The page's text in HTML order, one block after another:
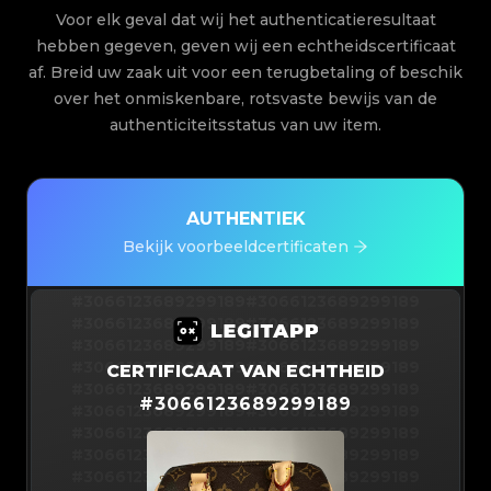
Voor elk geval dat wij het authenticatieresultaat
hebben gegeven, geven wij een echtheidscertificaat
af. Breid uw zaak uit voor een terugbetaling of beschik
over het onmiskenbare, rotsvaste bewijs van de
authenticiteitsstatus van uw item.
AUTHENTIEK
Bekijk voorbeeldcertificaten
#3066123689299189#3066123689299189
#3066123689299189#3066123689299189
#3066123689299189#3066123689299189
#3066123689299189#3066123689299189
#3066123689299189#3066123689299189
#3066123689299189#3066123689299189
CERTIFICAAT VAN ECHTHEID
#3066123689299189